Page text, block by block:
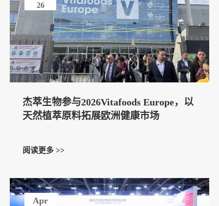
26
杰萃生物参与2026Vitafoods Europe，以
天然植萃原料拓展欧洲健康市场
阅读更多 >>
Apr